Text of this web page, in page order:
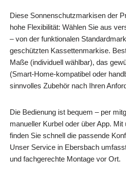
Diese Sonnenschutzmarkisen der
hohe Flexibilität: Wählen Sie aus
– von der funktionalen
geschützten Kassettenmarkise.
Maße (individuell wählbar), das
(Smart-Home-kompatibel oder
sinnvolles Zubehör nach Ihren
Die Bedienung ist bequem – per
manueller Kurbel oder über App.
finden Sie schnell die passende
Unser Service in Ebersbach
und fachgerechte Montage vor Ort.